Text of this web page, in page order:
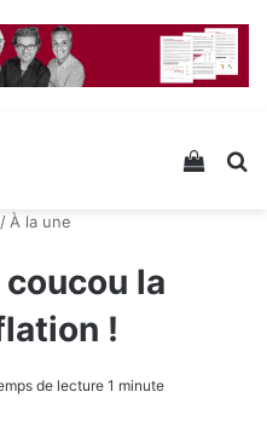
Voir
/ À la une
la
!
de lecture 1 minute